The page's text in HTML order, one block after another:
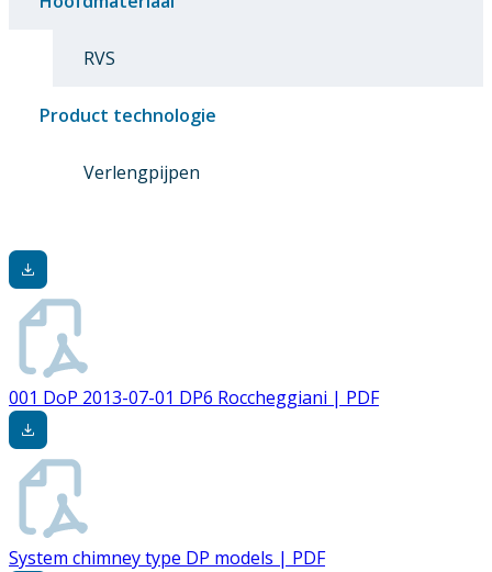
RVS
Product technologie
Verlengpijpen
001 DoP 2013-07-01 DP6 Roccheggiani | PDF
System chimney type DP models | PDF